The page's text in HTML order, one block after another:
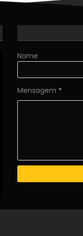
Nome
Mensagem *